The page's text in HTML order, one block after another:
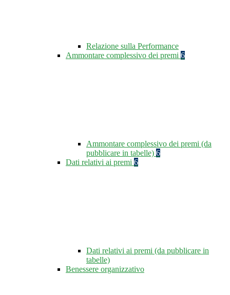
Relazione sulla Performance
Ammontare complessivo dei premi 6
Ammontare complessivo dei premi (da
pubblicare in tabelle) 6
Dati relativi ai premi 6
Dati relativi ai premi (da pubblicare in
tabelle)
Benessere organizzativo